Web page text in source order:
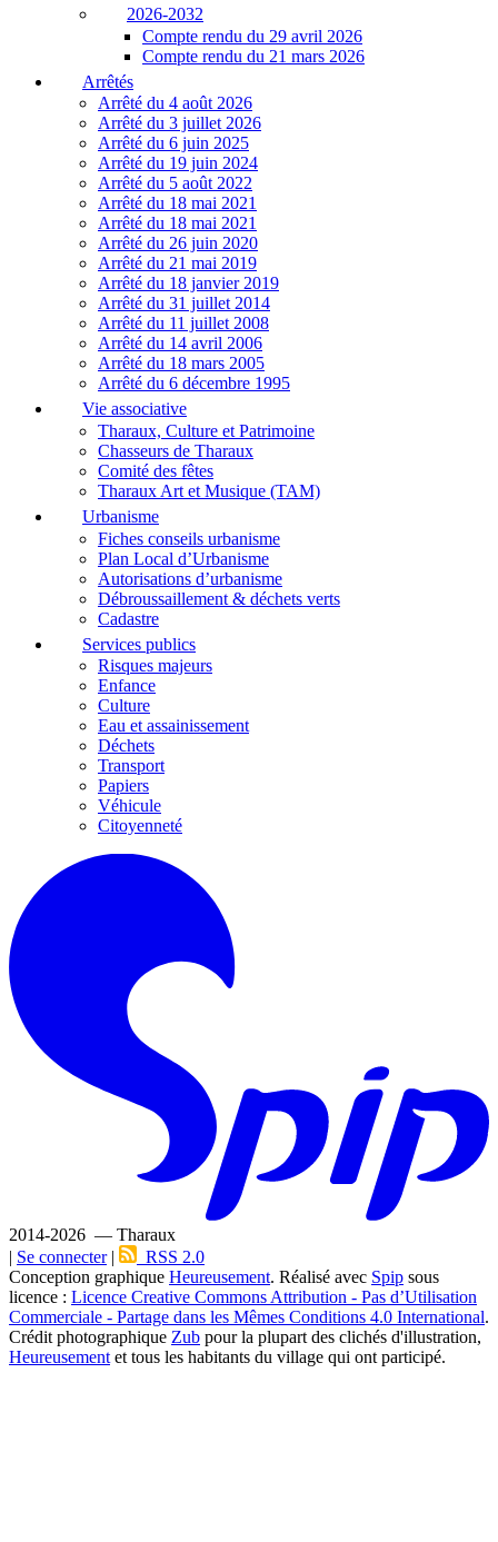
2026-2032
Compte rendu du 29 avril 2026
Compte rendu du 21 mars 2026
Arrêtés
Arrêté du 4 août 2026
Arrêté du 3 juillet 2026
Arrêté du 6 juin 2025
Arrêté du 19 juin 2024
Arrêté du 5 août 2022
Arrêté du 18 mai 2021
Arrêté du 18 mai 2021
Arrêté du 26 juin 2020
Arrêté du 21 mai 2019
Arrêté du 18 janvier 2019
Arrêté du 31 juillet 2014
Arrêté du 11 juillet 2008
Arrêté du 14 avril 2006
Arrêté du 18 mars 2005
Arrêté du 6 décembre 1995
Vie associative
Tharaux, Culture et Patrimoine
Chasseurs de Tharaux
Comité des fêtes
Tharaux Art et Musique (TAM)
Urbanisme
Fiches conseils urbanisme
Plan Local d’Urbanisme
Autorisations d’urbanisme
Débroussaillement & déchets verts
Cadastre
Services publics
Risques majeurs
Enfance
Culture
Eau et assainissement
Déchets
Transport
Papiers
Véhicule
Citoyenneté
2014-2026 — Tharaux
| Se connecter|
RSS 2.0
Conception graphique Heureusement. Réalisé avec Spip sous
licence : Licence Creative Commons Attribution - Pas d’Utilisation
Commerciale - Partage dans les Mêmes Conditions 4.0 International.
Crédit photographique Zub pour la plupart des clichés d'illustration,
Heureusement et tous les habitants du village qui ont participé.